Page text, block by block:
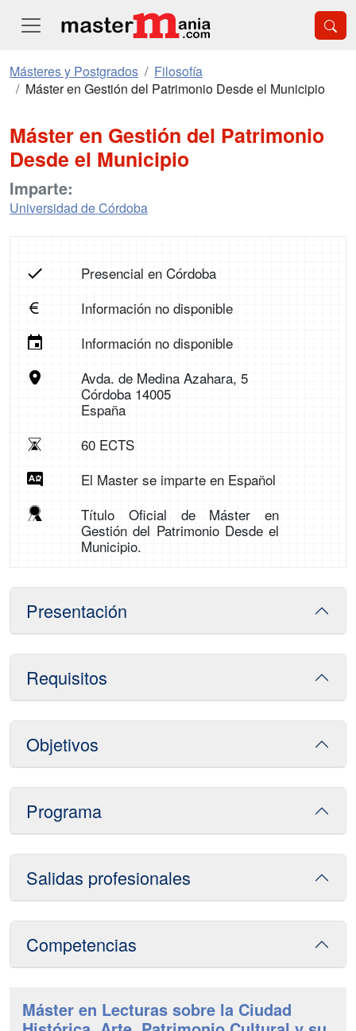
Másteres y Postgrados
Filosofía
Máster en Gestión del Patrimonio Desde el Municipio
Máster en Gestión del Patrimonio
Desde el Municipio
Imparte:
Universidad de Córdoba
Presencial en Córdoba
Información no disponible
Información no disponible
Avda. de Medina Azahara, 5
Córdoba 14005
España
60 ECTS
El Master se imparte en Español
Título Oficial de Máster en
Gestión del Patrimonio Desde el
Municipio.
Presentación
Requisitos
Objetivos
Programa
Salidas profesionales
Competencias
Máster en Lecturas sobre la Ciudad